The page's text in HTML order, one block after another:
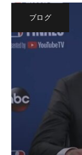
ブログ